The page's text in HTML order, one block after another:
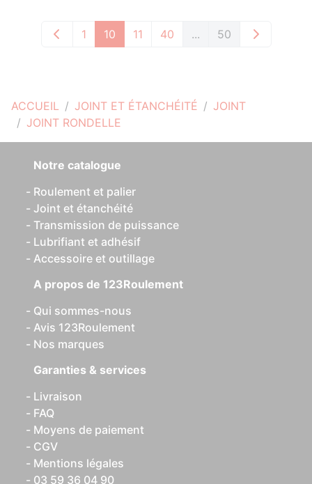
ACCUEIL JOINT ET ÉTANCHÉITÉ
JOINT
JOINT RONDELLE
1 10 11 40 ... 50
Notre catalogue
Roulement et palier
Joint et étanchéité
Transmission de puissance
Lubrifiant et adhésif
Accessoire et outillage
A propos de 123Roulement
Qui sommes-nous
Avis 123Roulement
Nos marques
Garanties & services
Livraison
FAQ
Moyens de paiement
CGV
Mentions légales
03 59 36 04 90